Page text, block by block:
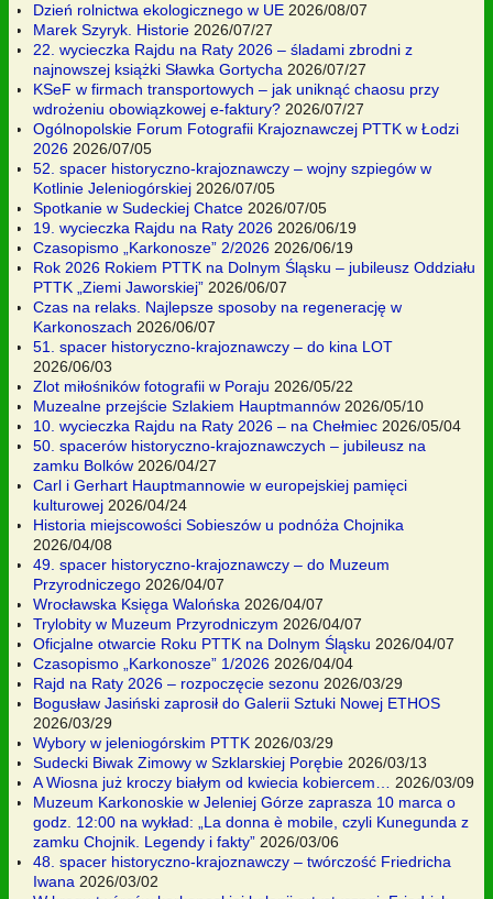
Dzień rolnictwa ekologicznego w UE 2026/08/07
Marek Szyryk. Historie 2026/07/27
22. wycieczka Rajdu na Raty 2026 – śladami zbrodni z
najnowszej książki Sławka Gortycha 2026/07/27
KSeF w firmach transportowych – jak uniknąć chaosu przy
wdrożeniu obowiązkowej e-faktury? 2026/07/27
Ogólnopolskie Forum Fotografii Krajoznawczej PTTK w Łodzi
2026 2026/07/05
52. spacer historyczno-krajoznawczy – wojny szpiegów w
Kotlinie Jeleniogórskiej 2026/07/05
Spotkanie w Sudeckiej Chatce 2026/07/05
19. wycieczka Rajdu na Raty 2026 2026/06/19
Czasopismo „Karkonosze” 2/2026 2026/06/19
Rok 2026 Rokiem PTTK na Dolnym Śląsku – jubileusz Oddziału
PTTK „Ziemi Jaworskiej” 2026/06/07
Czas na relaks. Najlepsze sposoby na regenerację w
Karkonoszach 2026/06/07
51. spacer historyczno-krajoznawczy – do kina LOT
2026/06/03
Zlot miłośników fotografii w Poraju 2026/05/22
Muzealne przejście Szlakiem Hauptmannów 2026/05/10
10. wycieczka Rajdu na Raty 2026 – na Chełmiec 2026/05/04
50. spacerów historyczno-krajoznawczych – jubileusz na
zamku Bolków 2026/04/27
Carl i Gerhart Hauptmannowie w europejskiej pamięci
kulturowej 2026/04/24
Historia miejscowości Sobieszów u podnóża Chojnika
2026/04/08
49. spacer historyczno-krajoznawczy – do Muzeum
Przyrodniczego 2026/04/07
Wrocławska Księga Walońska 2026/04/07
Trylobity w Muzeum Przyrodniczym 2026/04/07
Oficjalne otwarcie Roku PTTK na Dolnym Śląsku 2026/04/07
Czasopismo „Karkonosze” 1/2026 2026/04/04
Rajd na Raty 2026 – rozpoczęcie sezonu 2026/03/29
Bogusław Jasiński zaprosił do Galerii Sztuki Nowej ETHOS
2026/03/29
Wybory w jeleniogórskim PTTK 2026/03/29
Sudecki Biwak Zimowy w Szklarskiej Porębie 2026/03/13
A Wiosna już kroczy białym od kwiecia kobiercem…
2026/03/09
Muzeum Karkonoskie w Jeleniej Górze zaprasza 10 marca o
godz. 12:00 na wykład: „La donna è mobile, czyli Kunegunda z
zamku Chojnik. Legendy i fakty” 2026/03/06
48. spacer historyczno-krajoznawczy – twórczość Friedricha
Iwana 2026/03/02